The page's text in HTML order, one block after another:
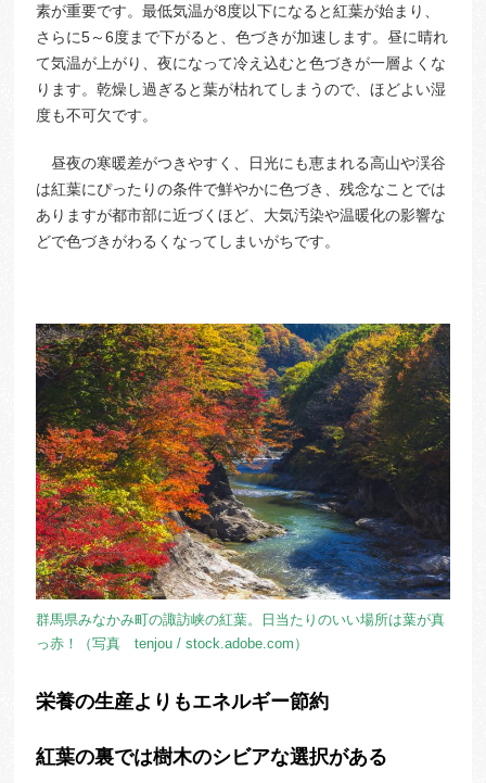
素が重要です。最低気温が8度以下になると紅葉が始まり、
さらに5～6度まで下がると、色づきが加速します。昼に晴れ
て気温が上がり、夜になって冷え込むと色づきが一層よくな
ります。乾燥し過ぎると葉が枯れてしまうので、ほどよい湿
度も不可欠です。
昼夜の寒暖差がつきやすく、日光にも恵まれる高山や渓谷
は紅葉にぴったりの条件で鮮やかに色づき、残念なことでは
ありますが都市部に近づくほど、大気汚染や温暖化の影響な
どで色づきがわるくなってしまいがちです。
群馬県みなかみ町の諏訪峡の紅葉。日当たりのいい場所は葉が真
っ赤！（写真 tenjou / stock.adobe.com）
栄養の生産よりもエネルギー節約
紅葉の裏では樹木のシビアな選択がある